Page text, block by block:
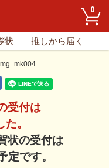
0
状 推しから届く
mg_mk004
受付は
。
状の受付は
定です。